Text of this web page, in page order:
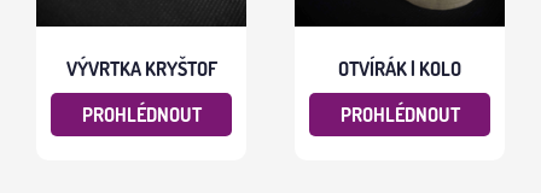
VÝVRTKA KRYŠTOF
PROHLÉDNOUT
OTVÍRÁK | KOLO
PROHLÉDNOUT